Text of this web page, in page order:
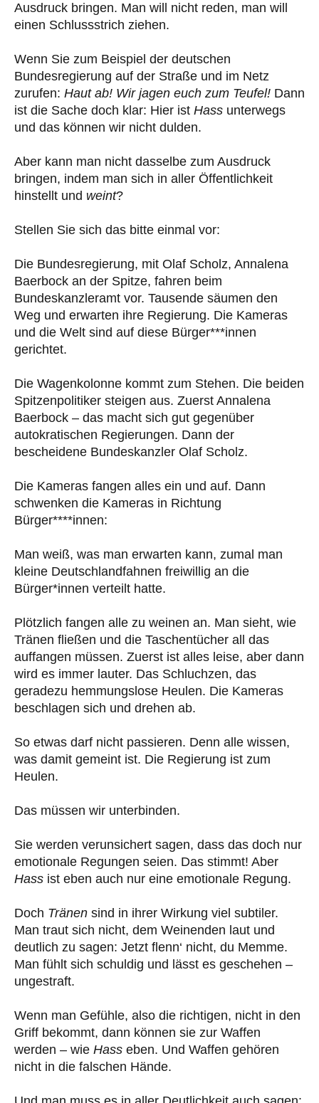
Ausdruck bringen. Man will nicht reden, man will
einen Schlussstrich ziehen.
Wenn Sie zum Beispiel der deutschen
Bundesregierung auf der Straße und im Netz
zurufen: Haut ab! Wir jagen euch zum Teufel! Dann
ist die Sache doch klar: Hier ist Hass unterwegs
und das können wir nicht dulden.
Aber kann man nicht dasselbe zum Ausdruck
bringen, indem man sich in aller Öffentlichkeit
hinstellt und weint?
Stellen Sie sich das bitte einmal vor:
Die Bundesregierung, mit Olaf Scholz, Annalena
Baerbock an der Spitze, fahren beim
Bundeskanzleramt vor. Tausende säumen den
Weg und erwarten ihre Regierung. Die Kameras
und die Welt sind auf diese Bürger***innen
gerichtet.
Die Wagenkolonne kommt zum Stehen. Die beiden
Spitzenpolitiker steigen aus. Zuerst Annalena
Baerbock – das macht sich gut gegenüber
autokratischen Regierungen. Dann der
bescheidene Bundeskanzler Olaf Scholz.
Die Kameras fangen alles ein und auf. Dann
schwenken die Kameras in Richtung
Bürger****innen:
Man weiß, was man erwarten kann, zumal man
kleine Deutschlandfahnen freiwillig an die
Bürger*innen verteilt hatte.
Plötzlich fangen alle zu weinen an. Man sieht, wie
Tränen fließen und die Taschentücher all das
auffangen müssen. Zuerst ist alles leise, aber dann
wird es immer lauter. Das Schluchzen, das
geradezu hemmungslose Heulen. Die Kameras
beschlagen sich und drehen ab.
So etwas darf nicht passieren. Denn alle wissen,
was damit gemeint ist. Die Regierung ist zum
Heulen.
Das müssen wir unterbinden.
Sie werden verunsichert sagen, dass das doch nur
emotionale Regungen seien. Das stimmt! Aber
Hass ist eben auch nur eine emotionale Regung.
Doch Tränen sind in ihrer Wirkung viel subtiler.
Man traut sich nicht, dem Weinenden laut und
deutlich zu sagen: Jetzt flenn‘ nicht, du Memme.
Man fühlt sich schuldig und lässt es geschehen –
ungestraft.
Wenn man Gefühle, also die richtigen, nicht in den
Griff bekommt, dann können sie zur Waffen
werden – wie Hass eben. Und Waffen gehören
nicht in die falschen Hände.